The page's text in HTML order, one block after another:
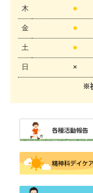
木 ●
金 ●
土 ●
日 ×
※